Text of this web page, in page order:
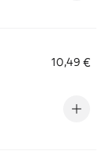
10,49 €